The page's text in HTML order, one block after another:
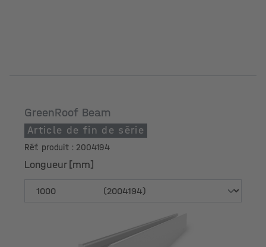
GreenRoof Beam
Article de fin de série
Réf. produit : 2004194
Longueur [mm]